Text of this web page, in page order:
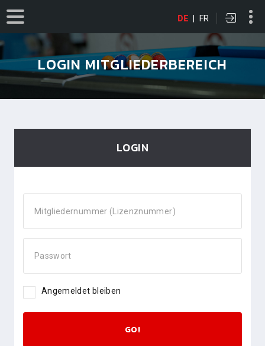
DE | FR
LOGIN MITGLIEDERBEREICH
LOGIN
Mitgliedernummer (Lizenznummer)
Passwort
Angemeldet bleiben
GO!